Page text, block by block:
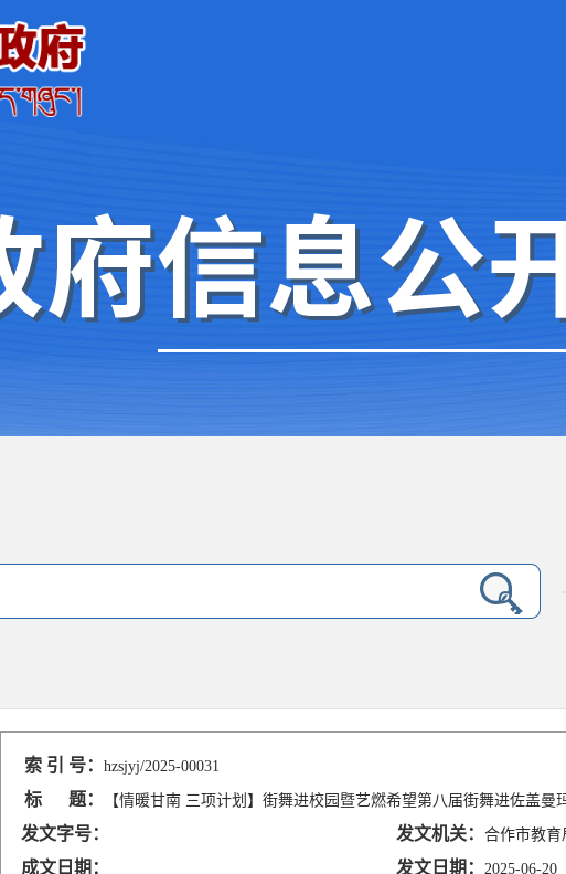
索 引 号：hzsjyj/2025-00031
标 题： 【情暖甘南 三项计划】街舞进校园暨艺燃希望第八届街舞进佐盖曼
发文字号： 发文机关：合作市教育
成文日期： 发文日期： 2025-06-20